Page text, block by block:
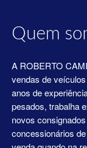
Quem
A ROBERTO
vendas de
anos de
pesados, trabalha
novos
concessionários